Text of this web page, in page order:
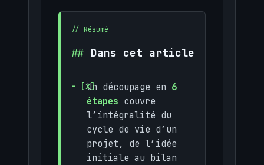
Dans cet article
Un découpage en 6
étapes couvre
l’intégralité du
cycle de vie d’un
projet, de l’idée
initiale au bilan